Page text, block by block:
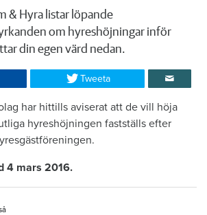
& Hyra listar löpande
om hyreshöjningar inför
din egen värd nedan.
Tweeta
har hittills aviserat att de vill höja
hyreshöjningen fastställs efter
4 mars 2016.